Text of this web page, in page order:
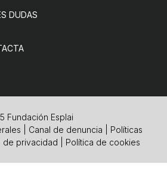
DUDAS
Fundación Esplai
Canal de denuncia
Políticas
de privacidad
Política de cookies